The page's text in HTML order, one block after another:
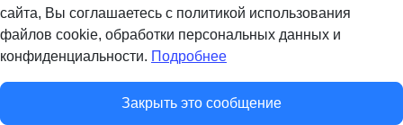
сайта, Вы соглашаетесь с политикой использования
файлов cookie, обработки персональных данных и
конфиденциальности. Подробнее
Закрыть это сообщение